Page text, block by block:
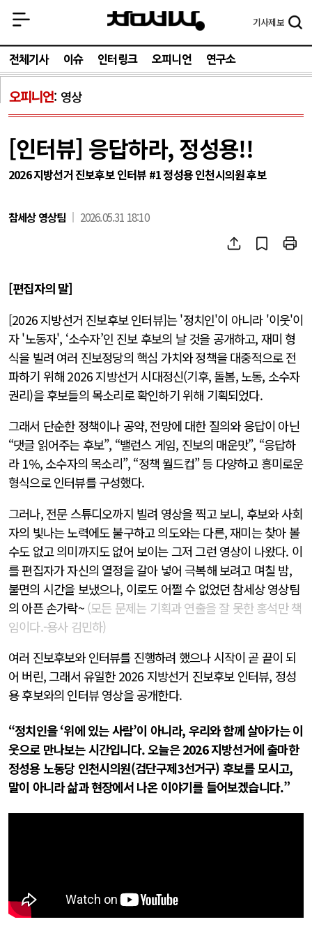
기사제보
전체기사 이슈 인터링크 오피니언 연구소
오피니언 영상
[인터뷰] 응답하라, 정성용!!
2026 지방선거 진보후보 인터뷰 #1 정성용 인천시의원 후보
참세상 영상팀 2026.05.31 18:10
[편집자의 말]
[2026 지방선거 진보후보 인터뷰]는 '정치인'이 아니라 '이웃'이
자 '노동자', ‘소수자’인 진보 후보의 날 것을 공개하고, 재미 형
식을 빌려 여러 진보정당의 핵심 가치와 정책을 대중적으로 전
파하기 위해 2026 지방선거 시대정신(기후, 돌봄, 노동, 소수자
권리)을 후보들의 목소리로 확인하기 위해 기획되었다.
그래서 단순한 정책이나 공약, 전망에 대한 질의와 응답이 아닌
“댓글 읽어주는 후보”, “밸런스 게임, 진보의 매운맛”, “응답하
라 1%, 소수자의 목소리”, “정책 월드컵” 등 다양하고 흥미로운
형식으로 인터뷰를 구성했다.
그러나, 전문 스튜디오까지 빌려 영상을 찍고 보니, 후보와 사회
자의 빛나는 노력에도 불구하고 의도와는 다른, 재미는 찾아 볼
수도 없고 의미까지도 없어 보이는 그저 그런 영상이 나왔다. 이
를 편집자가 자신의 열정을 갈아 넣어 극복해 보려고 며칠 밤,
불면의 시간을 보냈으나, 이로도 어쩔 수 없었던 참세상 영상팀
의 아픈 손가락~ (모든 문제는 기획과 연출을 잘 못한 홍석만 책
임이다.-용사 김민하)
여러 진보후보와 인터뷰를 진행하려 했으나 시작이 곧 끝이 되
어 버린, 그래서 유일한 2026 지방선거 진보후보 인터뷰, 정성
용 후보와의 인터뷰 영상을 공개한다.
“정치인을 ‘위에 있는 사람’이 아니라, 우리와 함께 살아가는 이
웃으로 만나보는 시간입니다. 오늘은 2026 지방선거에 출마한
정성용 노동당 인천시의원(검단구제3선거구) 후보를 모시고,
말이 아니라 삶과 현장에서 나온 이야기를 들어보겠습니다.”